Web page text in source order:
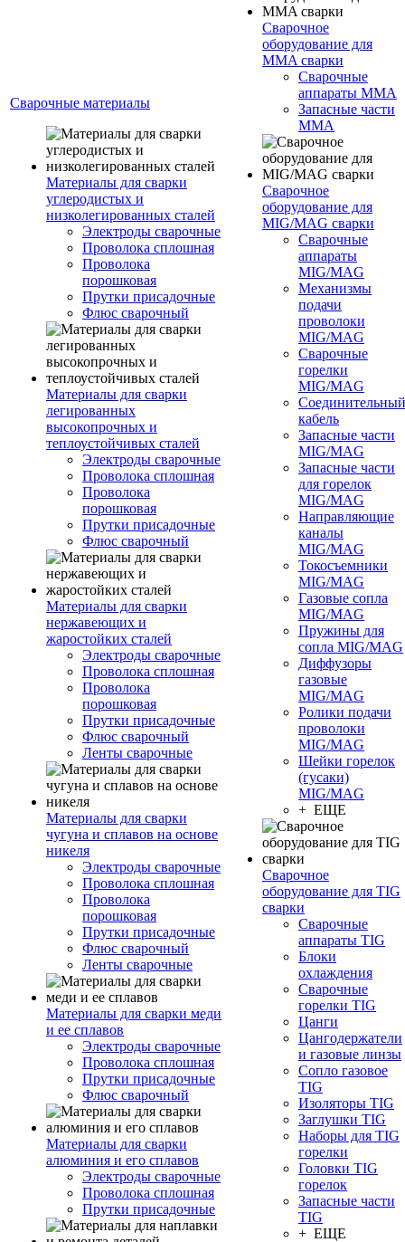
Сварочные материалы
Материалы для сварки
углеродистых и
низколегированных сталей
Электроды сварочные
Проволока сплошная
Проволока
порошковая
Прутки присадочные
Флюс сварочный
Материалы для сварки
легированных
высокопрочных и
теплоустойчивых сталей
Электроды сварочные
Проволока сплошная
Проволока
порошковая
Прутки присадочные
Флюс сварочный
Материалы для сварки
нержавеющих и
жаростойких сталей
Электроды сварочные
Проволока сплошная
Проволока
порошковая
Прутки присадочные
Флюс сварочный
Ленты сварочные
Материалы для сварки
чугуна и сплавов на основе
никеля
Электроды сварочные
Проволока сплошная
Проволока
порошковая
Прутки присадочные
Флюс сварочный
Ленты сварочные
Материалы для сварки меди
и ее сплавов
Электроды сварочные
Проволока сплошная
Прутки присадочные
Флюс сварочный
Материалы для сварки
алюминия и его сплавов
Электроды сварочные
Проволока сплошная
Прутки присадочные
Сварочное
оборудование для
MMA сварки
Сварочные
аппараты MMA
Запасные части
MMA
Сварочное
оборудование для
MIG/MAG сварки
Сварочные
аппараты
MIG/MAG
Механизмы
подачи
проволоки
MIG/MAG
Сварочные
горелки
MIG/MAG
Соединительный
кабель
Запасные части
MIG/MAG
Запасные части
для горелок
MIG/MAG
Направляющие
каналы
MIG/MAG
Токосъемники
MIG/MAG
Газовые сопла
MIG/MAG
Пружины для
сопла MIG/MAG
Диффузоры
газовые
MIG/MAG
Ролики подачи
проволоки
MIG/MAG
Шейки горелок
(гусаки)
MIG/MAG
+ ЕЩЕ
Сварочное
оборудование для TIG
сварки
Сварочные
аппараты TIG
Блоки
охлаждения
Сварочные
горелки TIG
Цанги
Цангодержатели
и газовые линзы
Сопло газовое
TIG
Изоляторы TIG
Заглушки TIG
Наборы для TIG
горелки
Головки TIG
горелок
Запасные части
TIG
+ ЕЩЕ